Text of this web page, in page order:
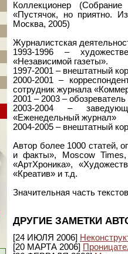
Коллекционер
«Пустячок, но приятно.
Москва, 2005)
Журналистская
1993-1996 –
«Независимой газеты».
1997-2001 – внештатный
2000-2001 –
сотрудник журнала
2001 – 2003 –
2003-2004 –
«Еженедельный журнал»
2004-2005 – внештатный
Автор более 1000 статей,
и факты», Moscow Times,
«АртХроника»,
«Креатив» и т.д.
Значительная часть
ДРУГИЕ ЗАМЕТКИ
[24 ИЮЛЯ 2006]
[20 МАРТА 2006]